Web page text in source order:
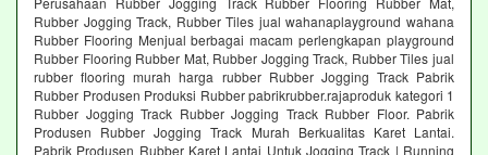
Rubber Jogging Track, Rubber Tiles jual wahanaplayground wahana
Rubber Flooring Menjual berbagai macam perlengkapan playground
Rubber Flooring Rubber Mat, Rubber Jogging Track, Rubber Tiles jual
rubber flooring murah harga rubber Rubber Jogging Track Pabrik
Rubber Produsen Produksi Rubber pabrikrubber.rajaproduk kategori 1
Rubber Jogging Track Rubber Jogging Track Rubber Floor. Pabrik
Produsen Rubber Jogging Track Murah Berkualitas Karet Lantai.
Pabrik Produsen Rubber Karet Lantai Untuk Jogging Track | Running